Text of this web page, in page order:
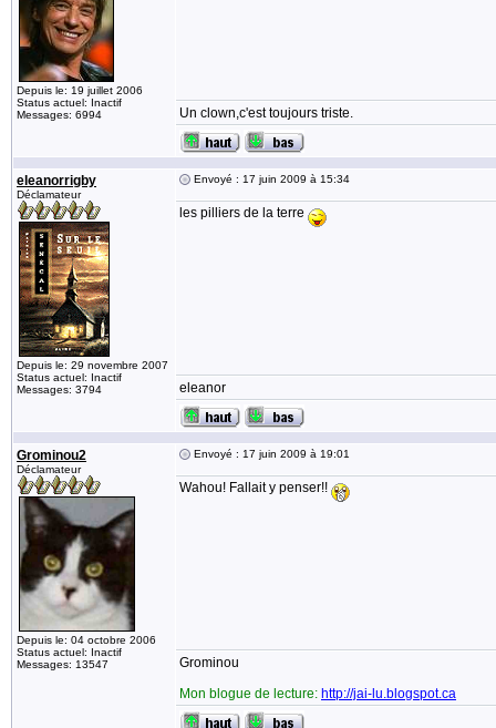
Depuis le: 19 juillet 2006
Status actuel: Inactif
Messages: 6994
Un clown,c'est toujours triste.
eleanorrigby
Déclamateur
Depuis le: 29 novembre 2007
Status actuel: Inactif
Messages: 3794
Envoyé : 17 juin 2009 à 15:34
les pilliers de la terre
eleanor
Grominou2
Déclamateur
Depuis le: 04 octobre 2006
Status actuel: Inactif
Messages: 13547
Envoyé : 17 juin 2009 à 19:01
Wahou! Fallait y penser!!
Grominou
Mon blogue de lecture: http://jai-lu.blogspot.ca